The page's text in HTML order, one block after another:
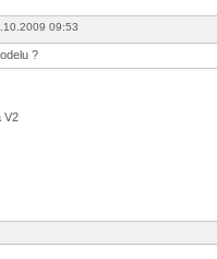
09:53
?
V2